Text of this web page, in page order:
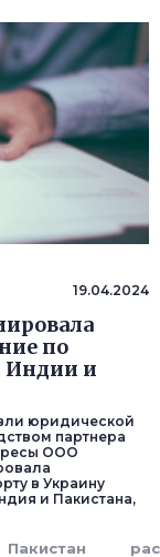
19.04.2024
по
Индии и
юридической
партнера
ООО
в Украину
и Пакистана,
Пакистан